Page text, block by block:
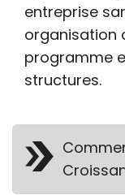
entreprise
organisation
programme
structures.